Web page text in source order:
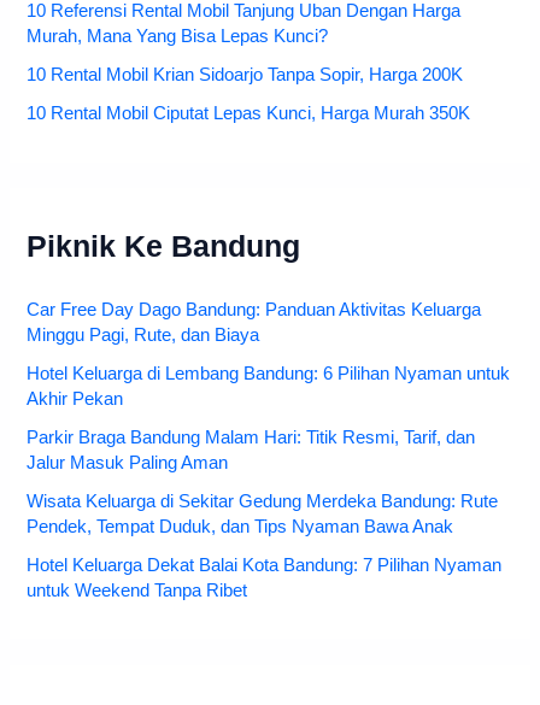
10 Referensi Rental Mobil Tanjung Uban Dengan Harga
Murah, Mana Yang Bisa Lepas Kunci?
10 Rental Mobil Krian Sidoarjo Tanpa Sopir, Harga 200K
10 Rental Mobil Ciputat Lepas Kunci, Harga Murah 350K
Piknik Ke Bandung
Car Free Day Dago Bandung: Panduan Aktivitas Keluarga
Minggu Pagi, Rute, dan Biaya
Hotel Keluarga di Lembang Bandung: 6 Pilihan Nyaman untuk
Akhir Pekan
Parkir Braga Bandung Malam Hari: Titik Resmi, Tarif, dan
Jalur Masuk Paling Aman
Wisata Keluarga di Sekitar Gedung Merdeka Bandung: Rute
Pendek, Tempat Duduk, dan Tips Nyaman Bawa Anak
Hotel Keluarga Dekat Balai Kota Bandung: 7 Pilihan Nyaman
untuk Weekend Tanpa Ribet